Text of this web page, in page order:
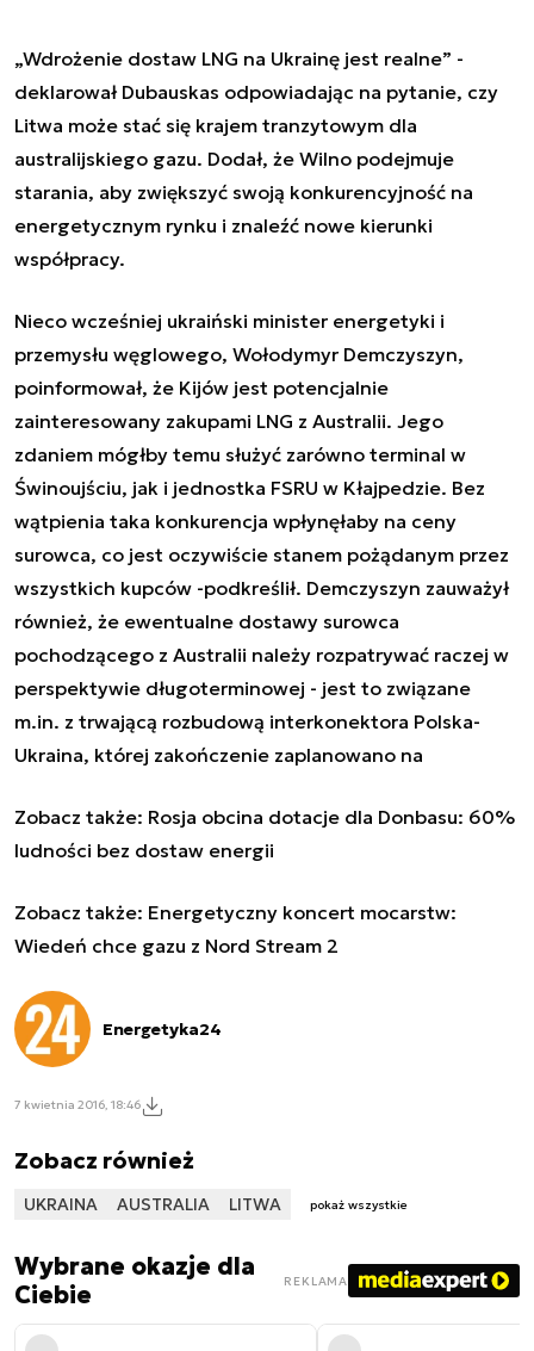
„Wdrożenie dostaw LNG na Ukrainę jest realne” -
deklarował Dubauskas odpowiadając na pytanie, czy
Litwa może stać się krajem tranzytowym dla
australijskiego gazu. Dodał, że Wilno podejmuje
starania, aby zwiększyć swoją konkurencyjność na
energetycznym rynku i znaleźć nowe kierunki
współpracy.
Nieco wcześniej ukraiński minister energetyki i
przemysłu węglowego, Wołodymyr Demczyszyn,
poinformował, że Kijów jest potencjalnie
zainteresowany zakupami LNG z Australii. Jego
zdaniem mógłby temu służyć zarówno terminal w
Świnoujściu, jak i jednostka FSRU w Kłajpedzie. Bez
wątpienia taka konkurencja wpłynęłaby na ceny
surowca, co jest oczywiście stanem pożądanym przez
wszystkich kupców -podkreślił. Demczyszyn zauważył
również, że ewentualne dostawy surowca
pochodzącego z Australii należy rozpatrywać raczej w
perspektywie długoterminowej - jest to związane
m.in. z trwającą rozbudową interkonektora Polska-
Ukraina, której zakończenie zaplanowano na
Zobacz także: Rosja obcina dotacje dla Donbasu: 60%
ludności bez dostaw energii
Zobacz także: Energetyczny koncert mocarstw:
Wiedeń chce gazu z Nord Stream 2
Energetyka24
7 kwietnia 2016, 18:46
Zobacz również
UKRAINA AUSTRALIA LITWA pokaż wszystkie
Wybrane okazje dla
Ciebie
REKLAMA